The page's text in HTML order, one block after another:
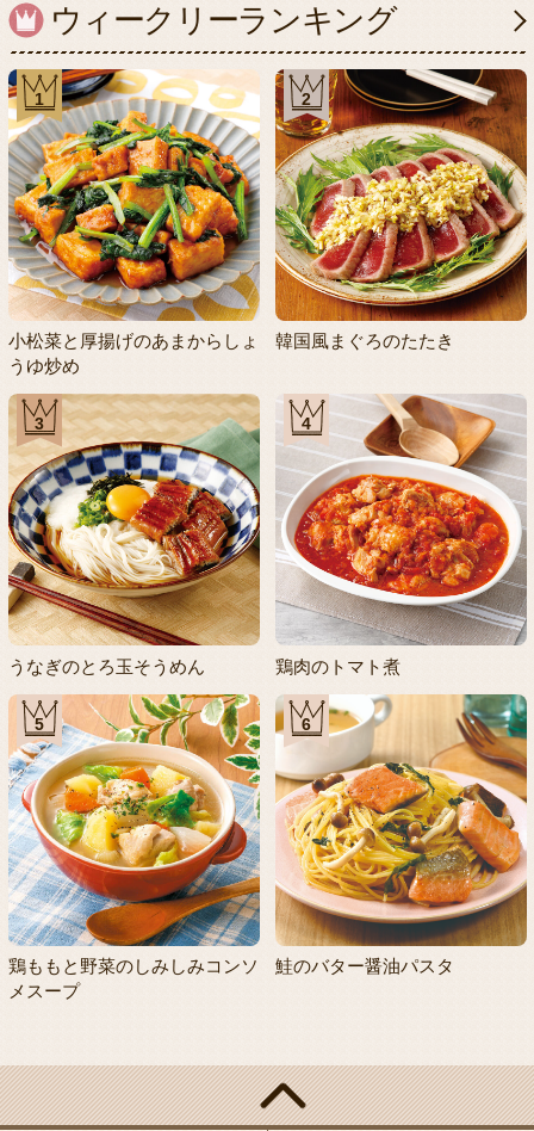
ウィークリーランキング
1
小松菜と厚揚げのあまからしょ
うゆ炒め
2
韓国風まぐろのたたき
3
うなぎのとろ玉そうめん
4
鶏肉のトマト煮
5
鶏ももと野菜のしみしみコンソ
メスープ
6
鮭のバター醤油パスタ